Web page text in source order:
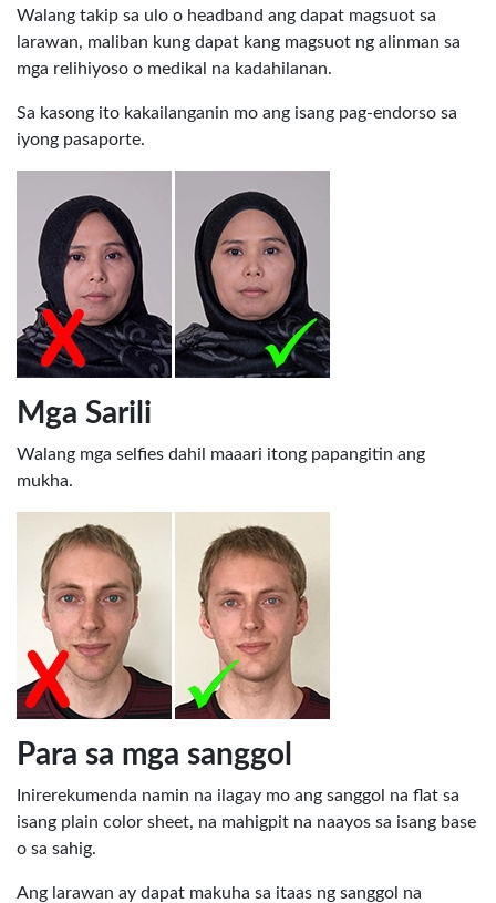
Walang takip sa ulo o headband ang dapat magsuot sa
larawan, maliban kung dapat kang magsuot ng alinman sa
mga relihiyoso o medikal na kadahilanan.
Sa kasong ito kakailanganin mo ang isang pag-endorso sa
iyong pasaporte.
Mga Sarili
Walang mga selfies dahil maaari itong papangitin ang
mukha.
Para sa mga sanggol
Inirerekumenda namin na ilagay mo ang sanggol na flat sa
isang plain color sheet, na mahigpit na naayos sa isang base
o sa sahig.
Ang larawan ay dapat makuha sa itaas ng sanggol na